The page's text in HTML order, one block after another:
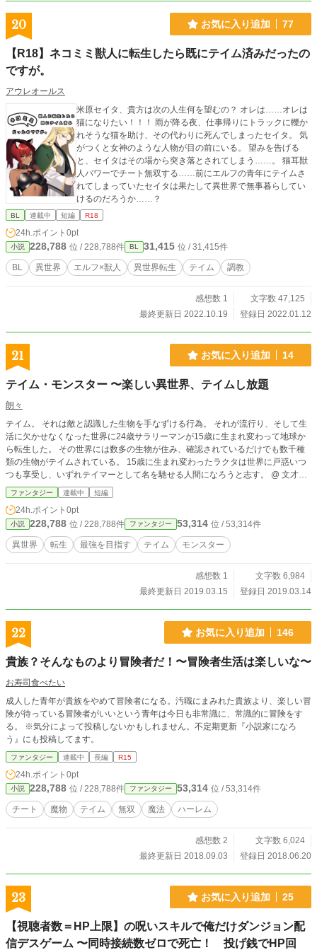
20 お気に入り追加 77
【R18】ネコミミ獣人に転生したら既にテイム済みだったの
ですが。
アウレオールス
米原セイタ、貴方は次の人生何を望むの？ オレは……オレは
猫になりたい！！！ 雨が降る夜、仕事帰りにトラックに轢か
れそうな猫を助け、その代わりに死んでしまったセイタ。 気
がつくと女神のような人物が目の前にいる。 望みを告げる
と、セイタはその場から突き落とされてしまう……。 猫耳獣
人パワーでチート無双する……前にエルフの青年にテイムさ
れてしまっていたセイタは果たして異世界で無事暮らしてい
けるのだろうか……？
BL 連載中 短編 R18
24h.ポイント 0pt
小説 228,788 位 / 228,788件 BL 31,415 位 / 31,415件
BL 異世界 エルフ×獣人 異世界転生 テイム 調教
感想数 1
文字数 47,125
最終更新日 2022.10.19
登録日 2022.01.12
21 お気に入り追加 14
テイム・モンスター 〜楽しい異世界、テイムし放題
朗々
テイム。 それは敵と認識した生物を手なずける行為。 それが流行り、そして生
活に欠かせなくなった世界に24歳サラリーマンが15歳に生まれ変わって地球か
ら転生した。 その世界には数多の生物が住み、確認されているだけでも数千種
類の生物がテイムされている。 15歳に生まれ変わったラクタは世界に戸惑いつ
つも享受し、いずれテイマーとして名を馳せる人間になろうと志す。 @ 文才が
無いものでごちゃごちゃするとは思いますが読んで感想をいただけると嬉しいで
す。 修正点などあれば言ってください。 改善します。
ファンタジー 連載中 短編
24h.ポイント 0pt
小説 228,788 位 / 228,788件 ファンタジー 53,314 位 / 53,314件
異世界 転生 最強を目指す テイム モンスター
感想数 1
文字数 6,984
最終更新日 2019.03.15
登録日 2019.03.14
22 お気に入り追加 146
貴族？そんなものより冒険者だ！〜冒険者生活は楽しいな〜
お寿司食べたい
成人した青年が貴族をやめて冒険者になる。汚職にまみれた貴族より、楽しい冒
険が待っている冒険者がいいという青年は今日も非常識に、常識的に冒険をす
る。 ※気分によって投稿しないかもしれません。不定期更新『小説家になろ
う』にも投稿してます。
ファンタジー 連載中 長編 R15
24h.ポイント 0pt
小説 228,788 位 / 228,788件 ファンタジー 53,314 位 / 53,314件
チート 魔物 テイム 無双 魔法 ハーレム
感想数 2
文字数 6,024
最終更新日 2018.09.03
登録日 2018.06.20
23 お気に入り追加 25
【視聴者数＝HP上限】の呪いスキルで俺だけダンジョン配
信デスゲーム 〜同時接続数ゼロで死亡！ 投げ銭でHP回